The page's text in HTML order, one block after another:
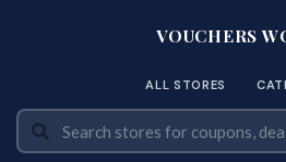
VOUCHERS
ALL STORES